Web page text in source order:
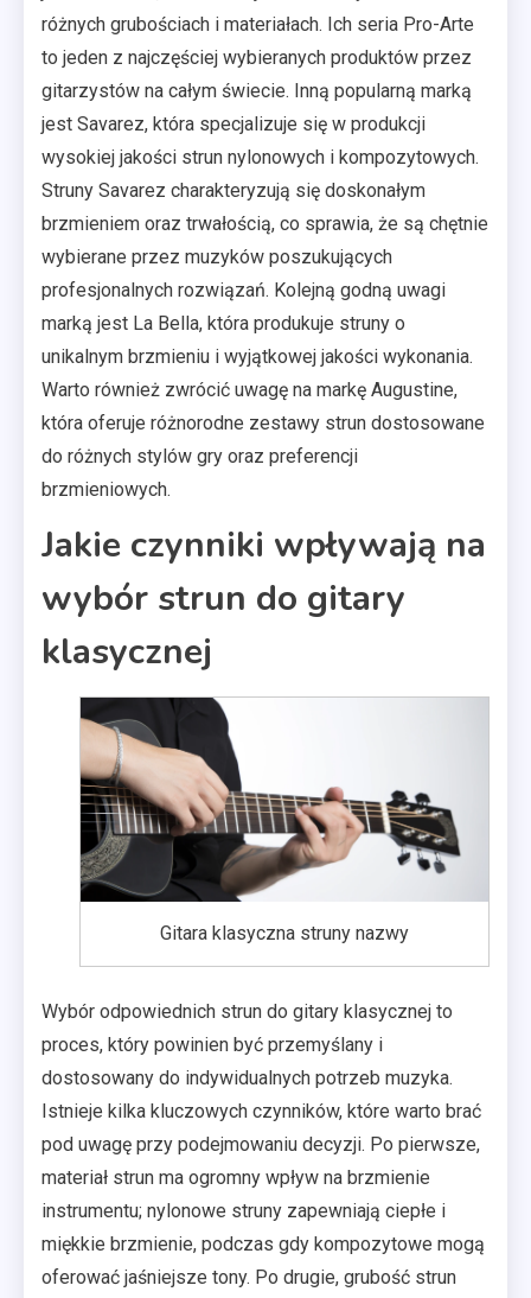
różnych grubościach i materiałach. Ich seria Pro-Arte
to jeden z najczęściej wybieranych produktów przez
gitarzystów na całym świecie. Inną popularną marką
jest Savarez, która specjalizuje się w produkcji
wysokiej jakości strun nylonowych i kompozytowych.
Struny Savarez charakteryzują się doskonałym
brzmieniem oraz trwałością, co sprawia, że są chętnie
wybierane przez muzyków poszukujących
profesjonalnych rozwiązań. Kolejną godną uwagi
marką jest La Bella, która produkuje struny o
unikalnym brzmieniu i wyjątkowej jakości wykonania.
Warto również zwrócić uwagę na markę Augustine,
która oferuje różnorodne zestawy strun dostosowane
do różnych stylów gry oraz preferencji
brzmieniowych.
Jakie czynniki wpływają na
wybór strun do gitary
klasycznej
Gitara klasyczna struny nazwy
Wybór odpowiednich strun do gitary klasycznej to
proces, który powinien być przemyślany i
dostosowany do indywidualnych potrzeb muzyka.
Istnieje kilka kluczowych czynników, które warto brać
pod uwagę przy podejmowaniu decyzji. Po pierwsze,
materiał strun ma ogromny wpływ na brzmienie
instrumentu; nylonowe struny zapewniają ciepłe i
miękkie brzmienie, podczas gdy kompozytowe mogą
oferować jaśniejsze tony. Po drugie, grubość strun